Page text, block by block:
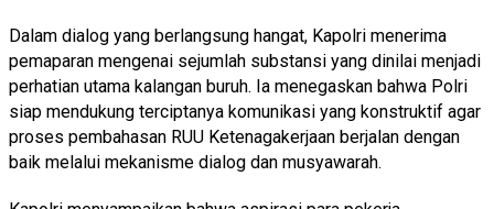
Dalam dialog yang berlangsung hangat, Kapolri menerima
pemaparan mengenai sejumlah substansi yang dinilai menjadi
perhatian utama kalangan buruh. Ia menegaskan bahwa Polri
siap mendukung terciptanya komunikasi yang konstruktif agar
proses pembahasan RUU Ketenagakerjaan berjalan dengan
baik melalui mekanisme dialog dan musyawarah.